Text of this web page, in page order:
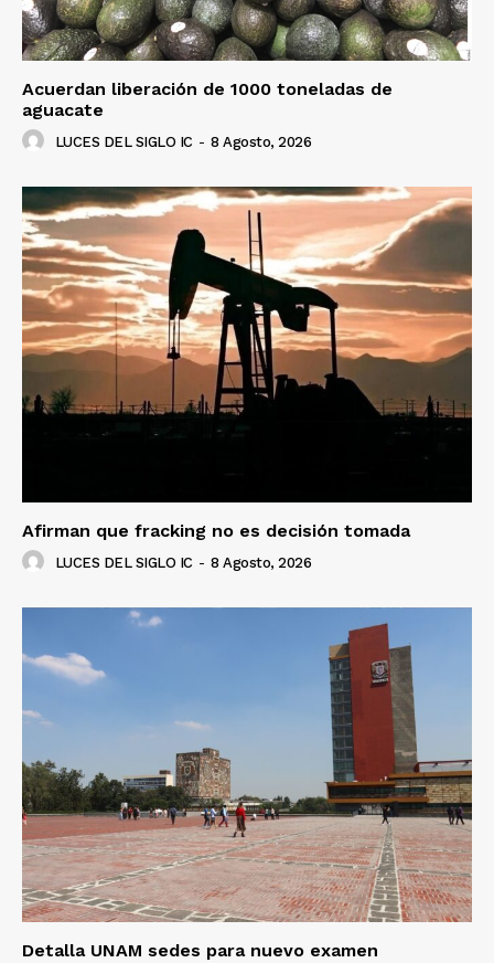
Acuerdan liberación de 1000 toneladas de
aguacate
LUCES DEL SIGLO IC - 8 Agosto, 2026
Afirman que fracking no es decisión tomada
LUCES DEL SIGLO IC - 8 Agosto, 2026
Detalla UNAM sedes para nuevo examen